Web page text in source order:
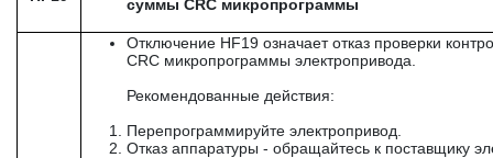
суммы CRC микропрограммы
Отключение HF19 означает отказ проверки
CRC микропрограммы электропривода.
Рекомендованные действия:
Перепрограммируйте электропривод.
Отказ аппаратуры - обращайтесь к поставщику